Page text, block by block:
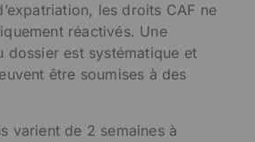
les droits CAF ne
réactivés. Une
dossier est systématique et
être soumises à des
varient de 2 semaines à